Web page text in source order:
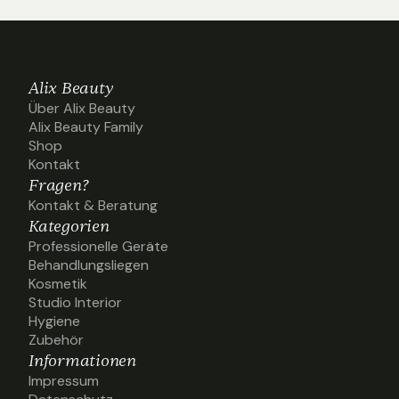
Alix Beauty
Über Alix Beauty
Über Alix Beauty
Alix Beauty Family
Alix Beauty Family
Shop
Shop
Kontakt
Kontakt
Fragen?
Kontakt & Beratung
Kontakt & Beratung
Kategorien
Professionelle Geräte
Professionelle Geräte
Behandlungsliegen
Behandlungsliegen
Kosmetik
Kosmetik
Studio Interior
Studio Interior
Hygiene
Hygiene
Zubehör
Zubehör
Informationen
Impressum